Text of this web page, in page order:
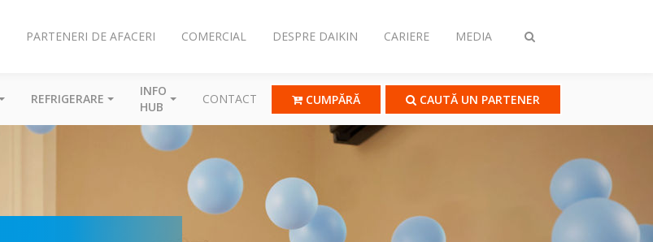
Comutare
PARTENERI DE AFACERI COMERCIAL DESPRE DAIKIN CARIERE MEDIA
REFRIGERARE
INFO
HUB
CONTACT CUMPĂRĂ CAUTĂ UN PARTENER